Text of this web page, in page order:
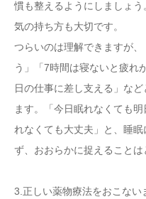
慣も整えるようにしましょう
気の持ち方も大切です。
つらいのは理解できますが
う」「7時間は寝ないと疲れ
日の仕事に差し支える」な
ます。「今日眠れなくても
れなくても大丈夫」と、睡
ず、おおらかに捉えることは
3.正しい薬物療法をおこない